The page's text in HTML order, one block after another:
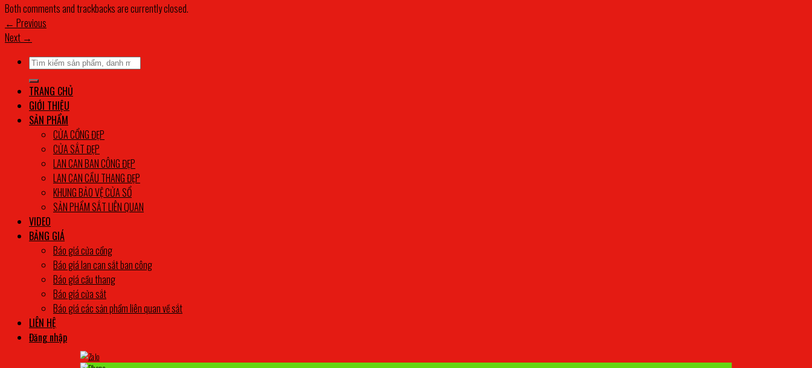
Both comments and trackbacks are currently closed.
← Previous
Next →
Tìm
kiếm:
TRANG CHỦ
GIỚI THIỆU
SẢN PHẨM
CỬA CỔNG ĐẸP
CỬA SẮT ĐẸP
LAN CAN BAN CÔNG ĐẸP
LAN CAN CẦU THANG ĐẸP
KHUNG BẢO VỆ CỬA SỔ
SẢN PHẨM SẮT LIÊN QUAN
VIDEO
BẢNG GIÁ
Báo giá cửa cổng
Báo giá lan can sắt ban công
Báo giá cầu thang
Báo giá cửa sắt
Báo giá các sản phẩm liên quan về sắt
LIÊN HỆ
Đăng nhập